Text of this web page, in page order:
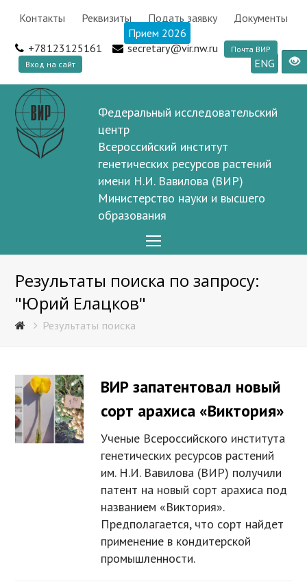
Контакты Реквизиты Подать заявку
Документы
Прием 2026
+78123125161
secretary@vir.nw.ru
Почта ВИР
Вход на сайт
ENG
Федеральный исследовательский
центр
Всероссийский институт
генетических ресурсов растений
имени Н.И. Вавилова (ВИР)
Министерство науки и высшего
образования
Menu
Результаты поиска по запросу:
"Юрий Елацков"
Результаты поиска
ВИР запатентовал новый
сорт арахиса «Виктория»
Ученые Всероссийского института
генетических ресурсов растений
им. Н.И. Вавилова (ВИР) получили
патент на новый сорт арахиса под
названием «Виктория».
Предполагается, что сорт найдет
применение в кондитерской
промышленности.